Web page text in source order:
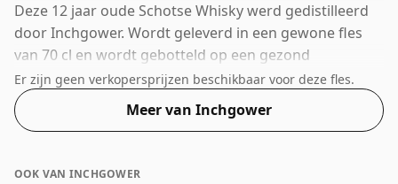
Deze 12 jaar oude Schotse Whisky werd gedistilleerd
door Inchgower. Wordt geleverd in een gewone fles
van 70 cl en wordt gebotteld op een gezond
alcoholpercentage van 46%.
Er zijn geen verkopersprijzen beschikbaar voor deze fles.
Meer van Inchgower
OOK VAN INCHGOWER